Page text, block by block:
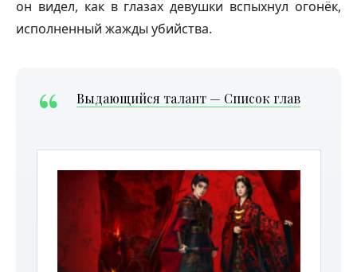
он видел, как в глазах девушки вспыхнул огонёк,
исполненный жажды убийства.
Выдающийся талант — Список глав